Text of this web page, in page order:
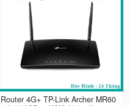
Router 4G+ TP-Link Archer MR60